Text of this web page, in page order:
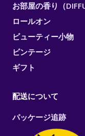
お部屋の香り（
ロールオン
ビューティー小物
ビンテージ
ギフト
配送について
パッケージ追跡